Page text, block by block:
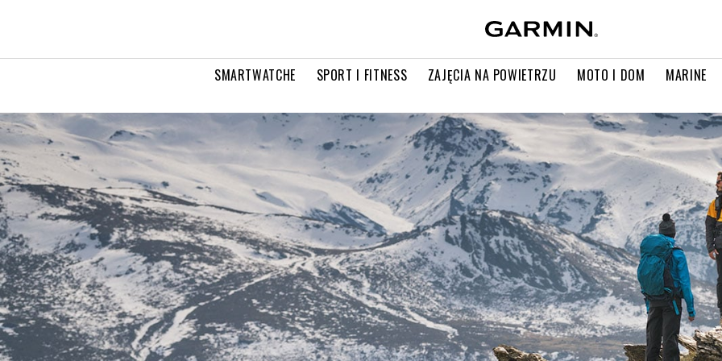
SMARTWATCHE SPORT I FITNESS ZAJĘCIA NA POWIETRZU MOTO I DOM MARINE